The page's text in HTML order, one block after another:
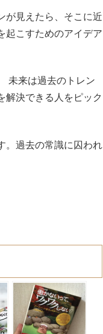
が見えたら、そこに近
起こすためのアイデア
未来は過去のトレン
解決できる人をピック
。過去の常識に囚われ